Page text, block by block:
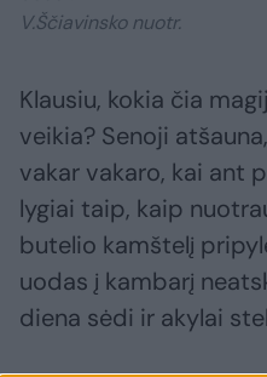
V.Ščiavinsko nuotr.
Klausiu, kokia čia
veikia? Senoji
vakar vakaro, kai ant
lygiai taip, kaip
butelio kamštelį
uodas į kambarį
diena sėdi ir akylai